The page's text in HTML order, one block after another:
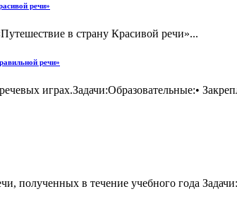
речи»
в страну Красивой речи»...
речи»
играх.Задачи:Образовательные:•
в течение учебного года